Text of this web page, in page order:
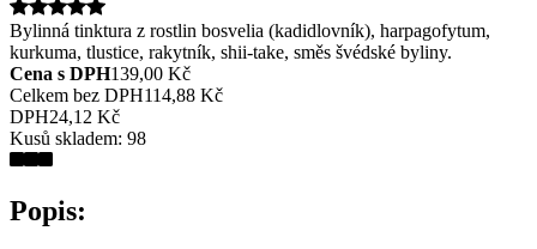
Bylinná tinktura z rostlin bosvelia (kadidlovník), harpagofytum,
kurkuma, tlustice, rakytník, shii-take, směs švédské byliny.
Cena s DPH139,00 Kč
Celkem bez DPH114,88 Kč
DPH24,12 Kč
Kusů skladem: 98
Popis: